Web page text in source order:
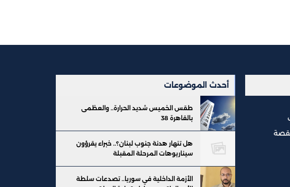
أحدث الموضوعات
طقس الخميس شديد الحرارة.. والعظمى
بالقاهرة 38
هل تنهار هدنة جنوب لبنان؟.. خبراء يقرؤون
سيناريوهات المرحلة المقبلة
الأزمة الداخلية في سوريا.. تصدعات سلطة